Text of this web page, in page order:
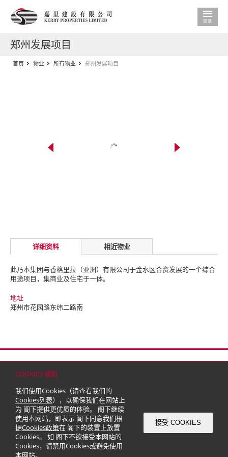
COOKIES 通知
我们使用Cookies（请查看我们的
Cookies列表），以确保我们在网站上
为 阁下提供更优质的体验。 阁下继续
使用本网站，即表示 阁下同意我们根
据Cookies政策在 阁下的装置上放置
Cookies。 如 阁下不欲接受本网站的
Cookies，请禁用Cookies或避免使用
本网站。
接受 COOKIES
郑州发展项目
首页 物业 所有物业 郑州发展项目
详细资料 相近物业
此乃本集团与香格里拉（亚洲）有限公司于金水区合资发展的一个综合
用途项目，集商业及住宅于一体。
地址
郑州市花园路东纬二路南
© 2026 嘉里建设有限公司 (于百慕达注册成立之有限公司)